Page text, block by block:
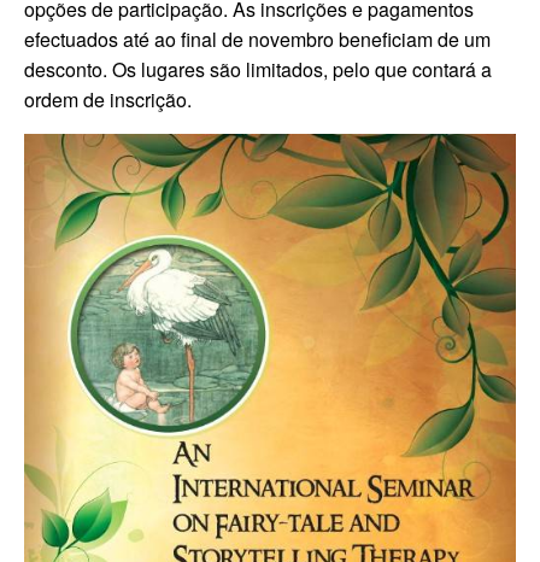
opções de participação. As inscrições e pagamentos
efectuados até ao final de novembro beneficiam de um
desconto. Os lugares são limitados, pelo que contará a
ordem de inscrição.